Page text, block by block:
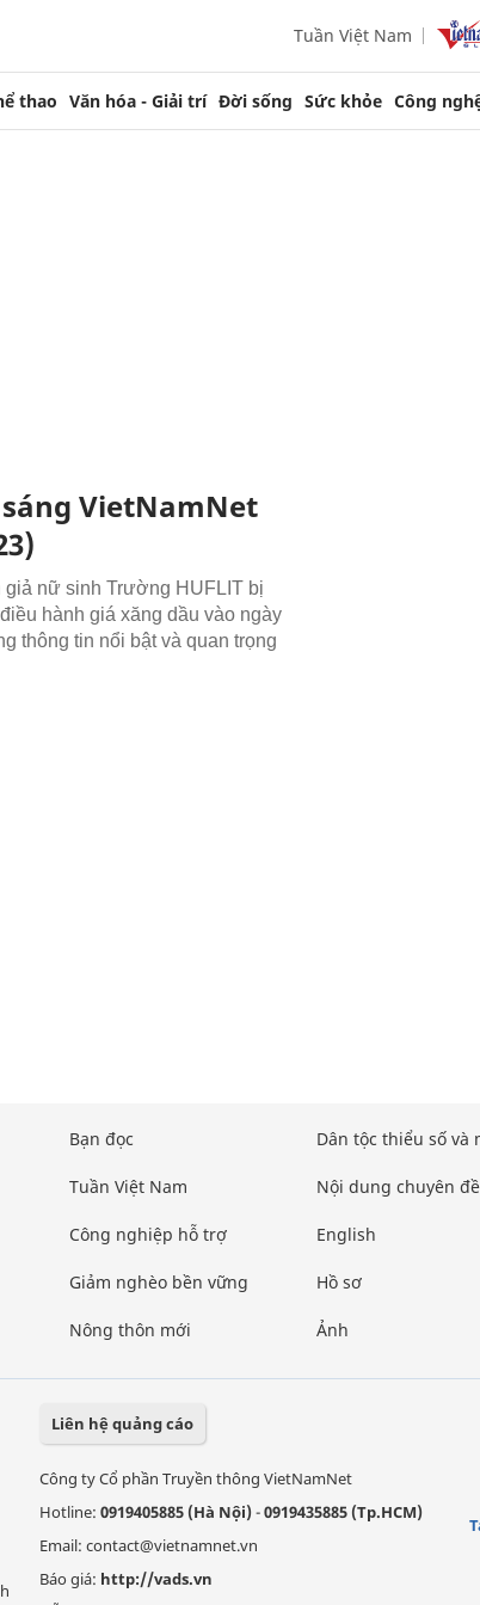
Tuần Việt Nam
thao Văn hóa - Giải trí Đời sống Sức khỏe Công
VietNamNet
giả nữ sinh Trường HUFLIT bị
hành giá xăng dầu vào ngày
thông tin nổi bật và quan trọng
Bạn đọc
Tuần Việt Nam
Công nghiệp hỗ trợ
Giảm nghèo bền vững
Nông thôn mới
Dân tộc thiểu số và
Nội dung chuyên đề
English
Hồ sơ
Ảnh
Liên hệ quảng cáo
Công ty Cổ phần Truyền thông VietNamNet
Hotline: 0919405885 (Hà Nội)-0919435885 (Tp.HCM)
Email: contact@vietnamnet.vn
Báo giá: http://vads.vn